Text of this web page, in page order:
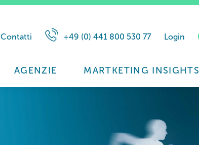
Contatti +49 (0) 441 800 530 77 Login
AGENZIE MARTKETING INSIGHTS